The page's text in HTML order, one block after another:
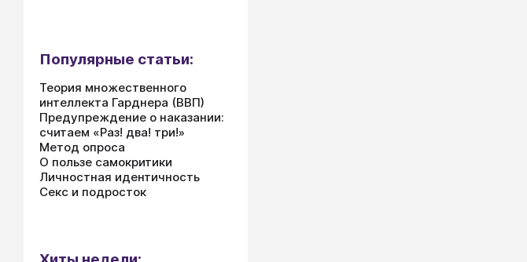
Популярные статьи:
Теория множественного
интеллекта Гарднера (ВВП)
Предупреждение о наказании:
считаем «Раз! два! три!»
Метод опроса
О пользе самокритики
Личностная идентичность
Секс и подросток